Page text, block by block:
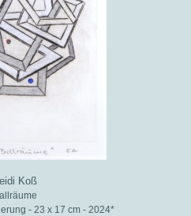
Koß
- 23 x 17 cm - 2024*